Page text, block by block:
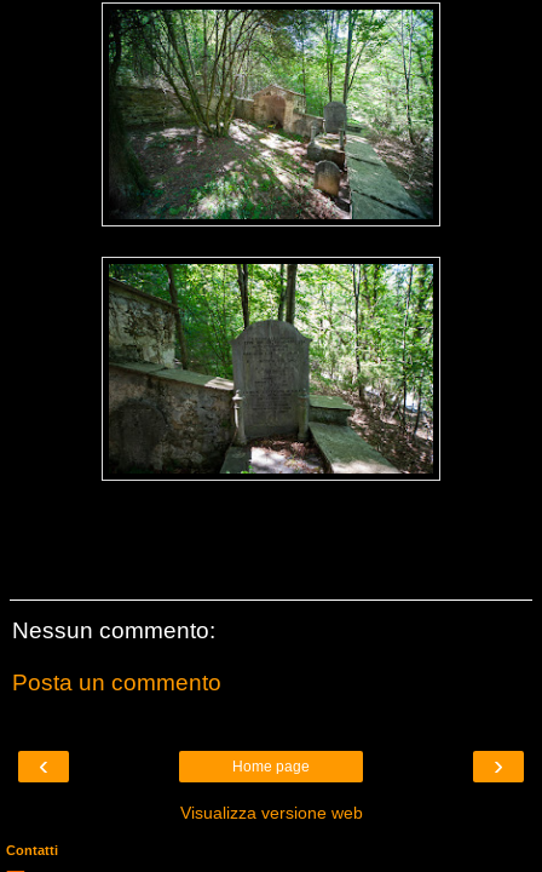
Nessun commento:
Posta un commento
‹ ›
Home page
Visualizza versione web
Contatti